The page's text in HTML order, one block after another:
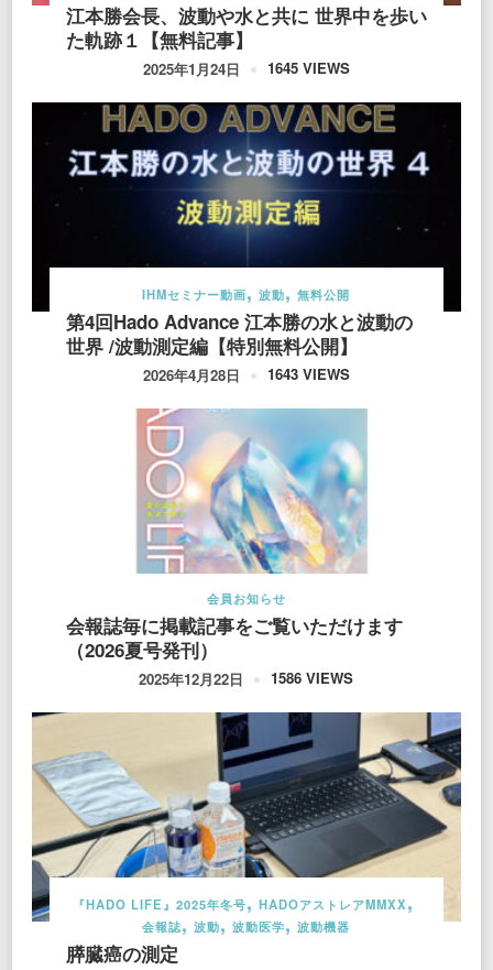
江本勝会長、波動や水と共に 世界中を歩い
た軌跡１【無料記事】
2025年1月24日 1645 VIEWS
IHMセミナー動画 波動 無料公開
第4回Hado Advance 江本勝の水と波動の
世界 /波動測定編【特別無料公開】
2026年4月28日 1643 VIEWS
会員お知らせ
会報誌毎に掲載記事をご覧いただけます
（2026夏号発刊）
2025年12月22日 1586 VIEWS
『HADO LIFE』2025年冬号
HADOアストレアMMXX
会報誌
波動 波動医学 波動機器
膵臓癌の測定